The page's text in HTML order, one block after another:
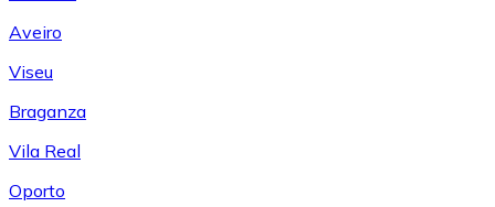
Aveiro
Viseu
Braganza
Vila Real
Oporto